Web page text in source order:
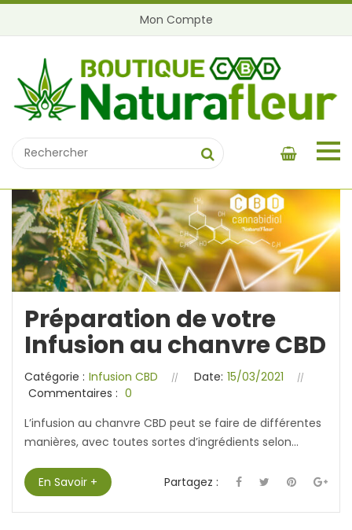
Mon Compte
Préparation de votre
Infusion au chanvre CBD
Catégorie : Infusion CBD Date: 15/03/2021
Commentaires : 0
L’infusion au chanvre CBD peut se faire de différentes
manières, avec toutes sortes d’ingrédients selon...
En Savoir + Partagez :